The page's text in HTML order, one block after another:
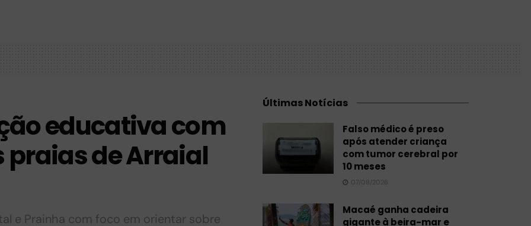
educativa com
de Arraial
e Prainha com foco em orientar sobre
Últimas Notícias
Falso médico é preso
após atender criança
com tumor cerebral por
10 meses
07/08/2026
Macaé ganha cadeira
gigante à beira-mar e